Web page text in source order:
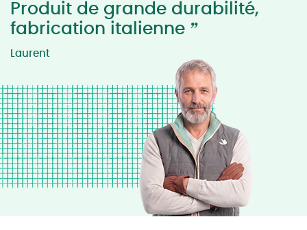
Produit de grande durabilité,
fabrication italienne ”
Laurent